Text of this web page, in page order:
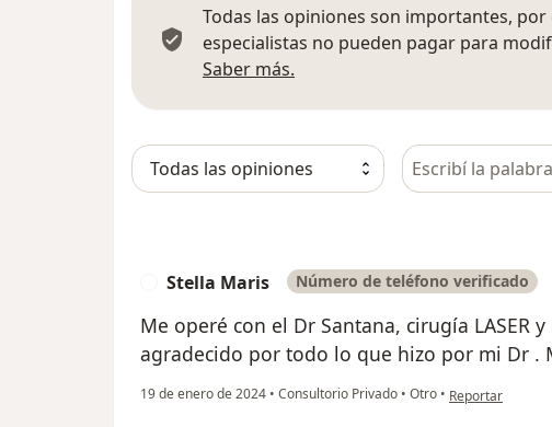
Todas las opiniones son importantes,
especialistas no pueden pagar para
Saber más.
Busca en
Stella Maris Número de teléfono verificado
Me operé con el Dr Santana, cirugía LASER
agradecido por todo lo que hizo por mi Dr .
19 de enero de 2024 • Consultorio Privado • Otro • en opinión del
Reportar